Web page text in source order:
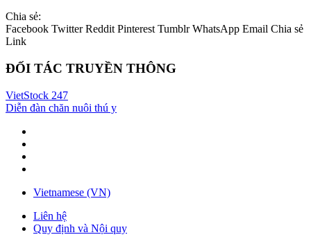
Chia sẻ:
Facebook Twitter Reddit Pinterest Tumblr WhatsApp Email Chia sẻ
Link
ĐỐI TÁC TRUYỀN THÔNG
VietStock 247
Diễn đàn chăn nuôi thú y
Vietnamese (VN)
Liên hệ
Quy định và Nội quy